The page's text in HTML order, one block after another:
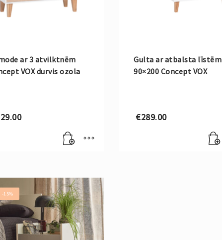
ar 3 atvilktnēm
VOX durvis ozola
Gulta ar atbalsta līstēm
90×200 Concept VOX
€289.00
-15%